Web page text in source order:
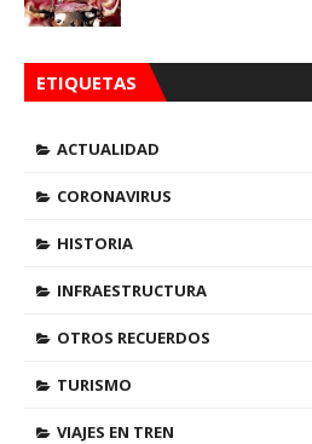
ETIQUETAS
ACTUALIDAD
CORONAVIRUS
HISTORIA
INFRAESTRUCTURA
OTROS RECUERDOS
TURISMO
VIAJES EN TREN